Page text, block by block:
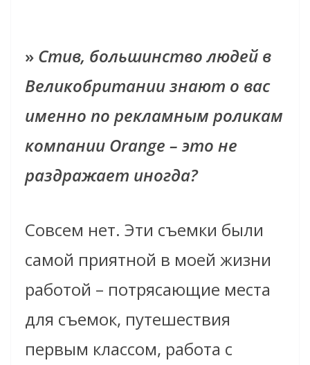
» Стив, большинство людей в
Великобритании знают о вас
именно по рекламным роликам
компании Orange – это не
раздражает иногда?
Совсем нет. Эти съемки были
самой приятной в моей жизни
работой – потрясающие места
для съемок, путешествия
первым классом, работа с